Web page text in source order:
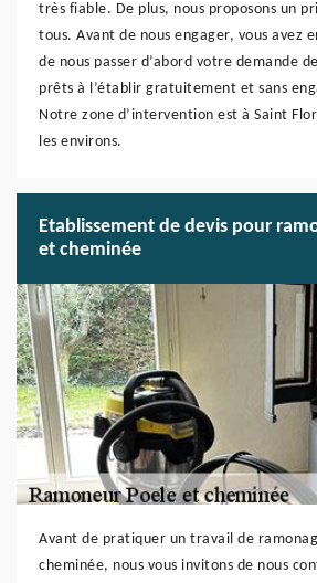
très fiable. De plus, nous proposons un
tous. Avant de nous engager, vous avez
de nous passer d’abord votre demande
prêts à l’établir gratuitement et sans
Notre zone d’intervention est à Saint
les environs.
Etablissement de devis pour
et cheminée
Avant de pratiquer un travail de
cheminée, nous vous invitons de nous